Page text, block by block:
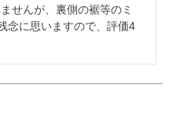
せんが、裏側の裾等のミ
念に思いますので、評価4